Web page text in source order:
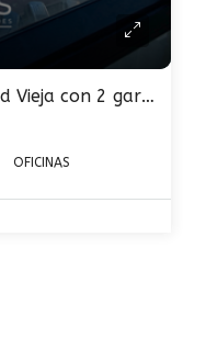
Oficina en alquiler en Ciudad Vieja con 2 garages
OFICINAS